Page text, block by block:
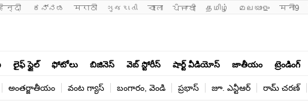
ಕನ್ನಡ मराठी ગુજરાતી বাংলা ਪੰਜਾਬੀ தமிழ் മലയാളം मनी9
లైఫ్ స్టైల్ ఫోటోలు బిజినెస్ వెబ్ స్టోరీస్ షార్ట్ వీడియోస్ జాతీయం ట్రెండింగ్
అంతర్జాతీయం వంట గ్యాస్ బంగారం, వెండి ప్రభాస్ జూ. ఎన్టీఆర్ రామ్ చ‌ర‌ణ్‌